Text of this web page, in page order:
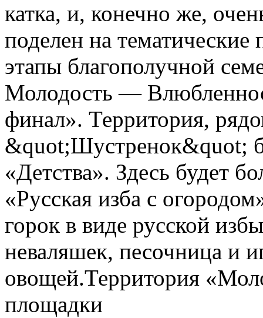
катка, и, конечно же,
поделен на
этапы благополучной
Молодость —
финал». Территория,
&quot;Шустренок&quot;
«Детства». Здесь будет
«Русская изба с
горок в виде русской
неваляшек, песочница и
овощей.Территория
площадки